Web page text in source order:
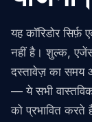
यह कॉरिडोर
नहीं है। शुल्क,
दस्तावेज़ का समय
— ये सभी
को प्रभावित करते